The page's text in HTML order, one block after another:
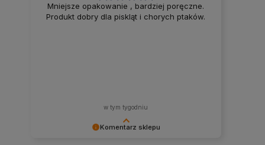
Komentarz sklepu
Mniejsze opakowanie , bardziej poręczne.
Produkt dobry dla piskląt i chorych ptaków.
w tym tygodniu